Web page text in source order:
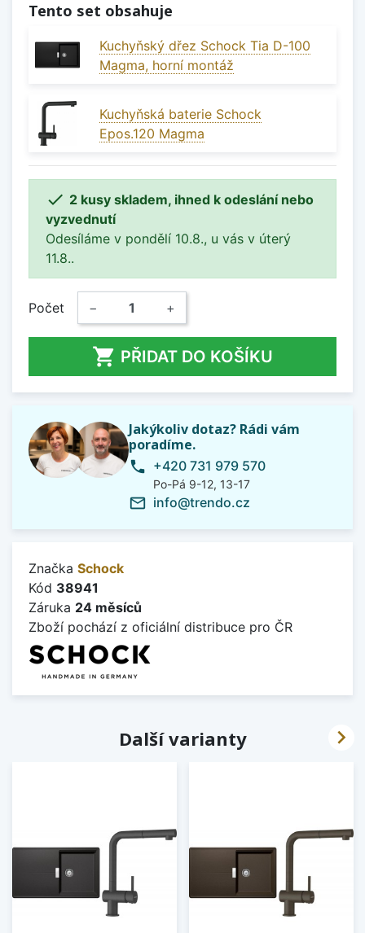
Tento set obsahuje
Kuchyňský dřez Schock Tia D-100
Magma, horní montáž
Kuchyňská baterie Schock
Epos.120 Magma
 2 kusy skladem, ihned k odeslání nebo
vyzvednutí
Odesíláme v pondělí 10.8., u vás v úterý
11.8..
Počet − +
 PŘIDAT DO KOŠÍKU
Jakýkoliv dotaz? Rádi vám
poradíme.
phone +420 731 979 570
Po-Pá 9-12, 13-17
mail_outline info@trendo.cz
Značka Schock
Kód 38941
Záruka 24 měsíců
Zboží pochází z oficiální distribuce pro ČR
Další varianty 